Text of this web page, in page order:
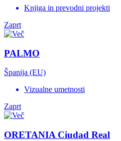
Knjiga in prevodni projekti
Zaprt
PALMO
Španija (EU)
Vizualne umetnosti
Zaprt
ORETANIA Ciudad Real